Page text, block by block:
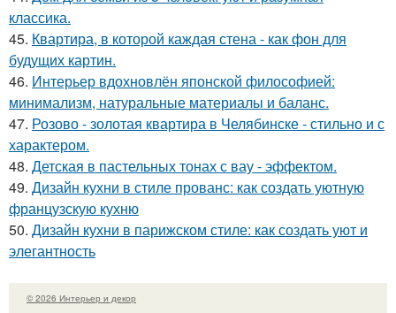
классика.
45. Квартира, в которой каждая стена - как фон для
будущих картин.
46. Интерьер вдохновлён японской философией:
минимализм, натуральные материалы и баланс.
47. Розово - золотая квартира в Челябинске - стильно и с
характером.
48. Детская в пастельных тонах с вау - эффектом.
49. Дизайн кухни в стиле прованс: как создать уютную
французскую кухню
50. Дизайн кухни в парижском стиле: как создать уют и
элегантность
© 2026 Интерьер и декор